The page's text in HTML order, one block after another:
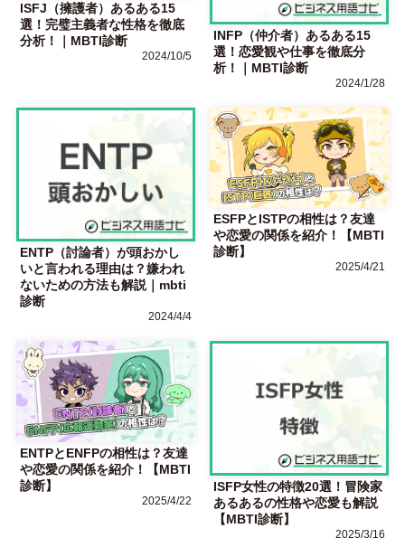
ISFJ（擁護者）あるある15
選！完璧主義者な性格を徹底
分析！｜MBTI診断
2024/10/5
INFP（仲介者）あるある15
選！恋愛観や仕事を徹底分
析！｜MBTI診断
2024/1/28
ENTP（討論者）が頭おかし
いと言われる理由は？嫌われ
ないための方法も解説｜mbti
診断
2024/4/4
ESFPとISTPの相性は？友達
や恋愛の関係を紹介！【MBTI
診断】
2025/4/21
ENTPとENFPの相性は？友達
や恋愛の関係を紹介！【MBTI
診断】
2025/4/22
ISFP女性の特徴20選！冒険家
あるあるの性格や恋愛も解説
【MBTI診断】
2025/3/16